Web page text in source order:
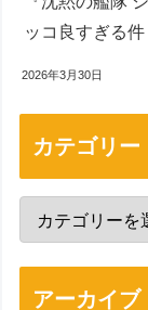
ッコ良すぎる件
2026年3月30日
カテゴリー
アーカイブ